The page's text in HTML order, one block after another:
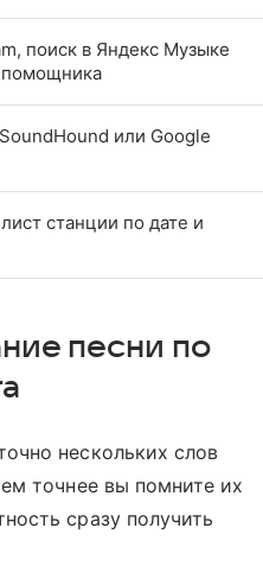
поиск в Яндекс Музыке
помощника
или Google
станции по дате и
песни по
нескольких слов
точнее вы помните их
сразу получить